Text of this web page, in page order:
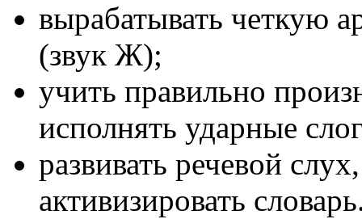
вырабатывать четкую
(звук Ж);
учить правильно
исполнять ударные
развивать речевой
активизировать